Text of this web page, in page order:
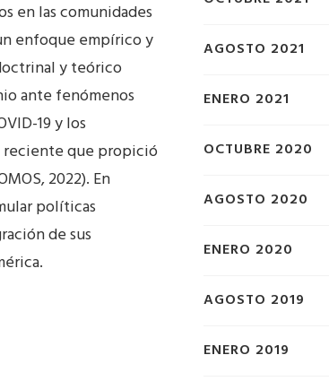
en las comunidades
enfoque empírico y
y teórico
ante fenómenos
19 y los
reciente que propició
2022). En
políticas
de sus
AGOSTO 2021
ENERO 2021
OCTUBRE 2020
AGOSTO 2020
ENERO 2020
AGOSTO 2019
ENERO 2019